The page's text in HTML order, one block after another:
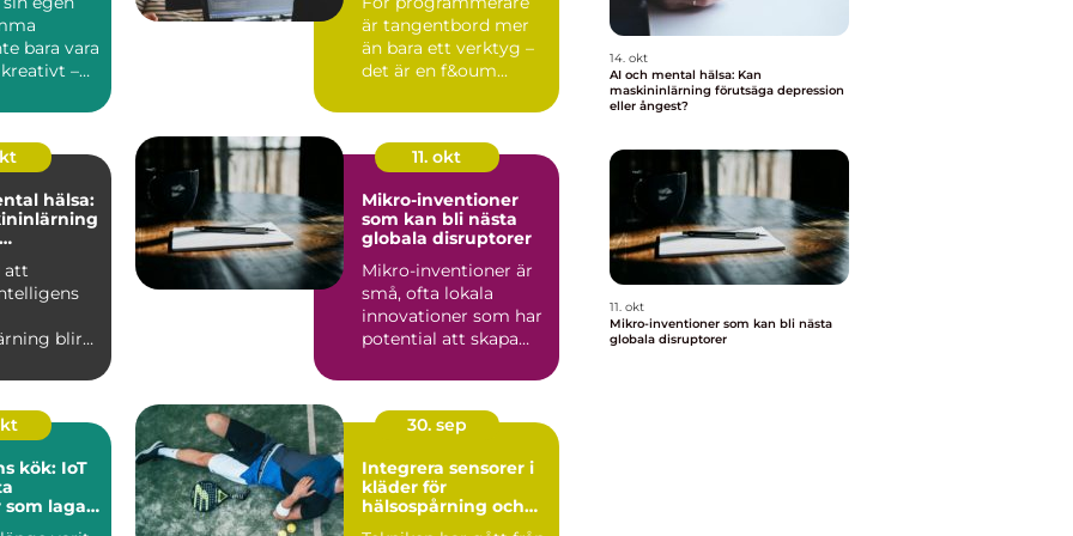
bara vara
–
är tangentbord mer
än bara ett verktyg –
det är en f&oum...
hälsa:
att
blir
11. okt
Mikro-inventioner
som kan bli nästa
globala disruptorer
Mikro-inventioner är
små, ofta lokala
innovationer som har
potential att skapa
kök: IoT
lagar
30. sep
Integrera sensorer i
kläder för
hälsospårning och
14. okt
AI och mental hälsa: Kan
maskininlärning förutsäga depression
eller ångest?
11. okt
Mikro-inventioner som kan bli nästa
globala disruptorer